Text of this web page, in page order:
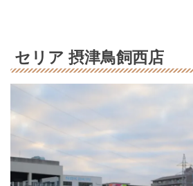
セリア 摂津鳥飼西店